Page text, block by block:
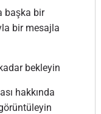
başka bir
bir mesajla
bekleyin
hakkında